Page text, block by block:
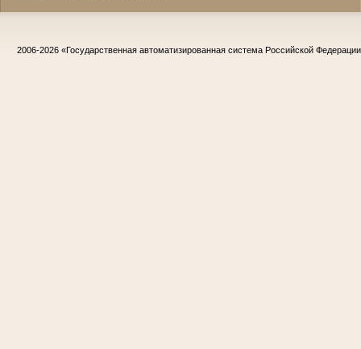
2006-2026 «Государственная автоматизированная система Российской